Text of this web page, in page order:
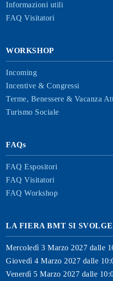
Informazioni utili
FAQ Visitatori
WORKSHOP
Incoming
Incentive & Congressi
Terme, Benessere & Vacanza
Turismo Sociale
FAQs
FAQ Espositori
FAQ Visitatori
FAQ Workshop
LA FIERA BMT SI
Mercoledì 3 Marzo 2027 dalle
Giovedì 4 Marzo 2027 dalle
Venerdì 5 Marzo 2027 dalle